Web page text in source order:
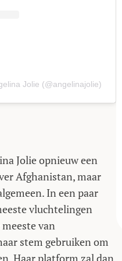
Jolie (@angelinajolie)
Jolie opnieuw een
Afghanistan, maar
In een paar
vluchtelingen
van
stem gebruiken om
Haar platform zal dan